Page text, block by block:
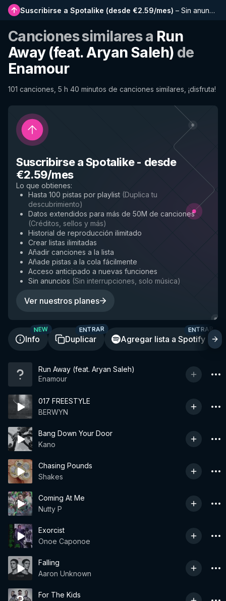
Suscribirse a Spotalike (desde €2.59/mes) – Sin anuncios, listas más largas, historial completo y acceso anticipado a nuevas funciones
Canciones similares a Run
Away (feat. Aryan Saleh) de
Enamour
101 canciones, 5 h 40 minutos de canciones similares, ¡disfruta!
Suscribirse a Spotalike- desde
€2.59/mes
Lo que obtienes:
Hasta 100 pistas por playlist (Duplica tu
descubrimiento)
Datos extendidos para más de 50M de canciones
(Créditos, sellos y más)
Historial de reproducción ilimitado
Crear listas ilimitadas
Añadir canciones a la lista
Añade pistas a la cola fácilmente
Acceso anticipado a nuevas funciones
Sin anuncios (Sin interrupciones, solo música)
Ver nuestros planes
Info
NEW
Duplicar
ENTRAR
Agregar lista a Spotify
ENTRAR
Run Away (feat. Aryan Saleh)
Enamour
017 FREESTYLE
BERWYN
Bang Down Your Door
Kano
Chasing Pounds
Shakes
Coming At Me
Nutty P
Exorcist
Onoe Caponoe
Falling
Aaron Unknown
For The Kids